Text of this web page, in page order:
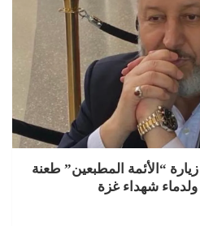
“الأئمة المطبعين” طعنة
ولدماء شهداء غزة